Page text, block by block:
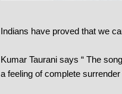
Indians have proved that we
Kumar Taurani says “ The
a feeling of complete